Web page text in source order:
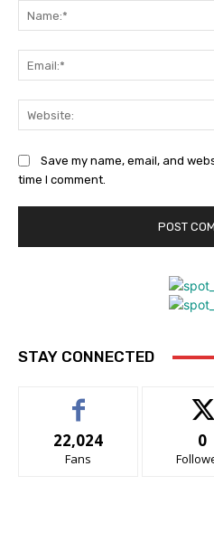
Save my name, email, and
time I comment.
STAY CONNECTED
22,024
Fans
0